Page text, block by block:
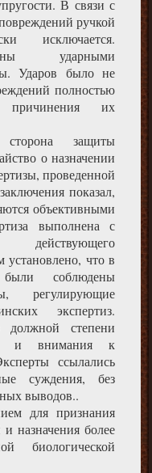
В связи с
ручкой
исключается.
ударными
Ударов было не
полностью
причинения их
защиты
о назначении
проведенной
показал,
объективными
выполнена с
установлено, что в
соблюдены
регулирующие
экспертиз.
должной степени
и внимания к
ссылались
суждения, без
выводов..
для признания
и назначения более
биологической